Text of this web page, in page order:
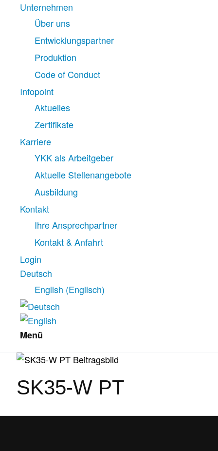
Unternehmen
Über uns
Entwicklungspartner
Produktion
Code of Conduct
Infopoint
Aktuelles
Zertifikate
Karriere
YKK als Arbeitgeber
Aktuelle Stellenangebote
Ausbildung
Kontakt
Ihre Ansprechpartner
Kontakt & Anfahrt
Login
Deutsch
English (Englisch)
Menü
SK35-W PT